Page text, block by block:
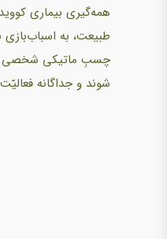
همه‌گیری بیماری کووید ۱۹، نگه‌داری می‌کنند. «زو اِسلیس»
طبیعت، به
چسبِ ماتیکی شخصی
شوند و جداگانه